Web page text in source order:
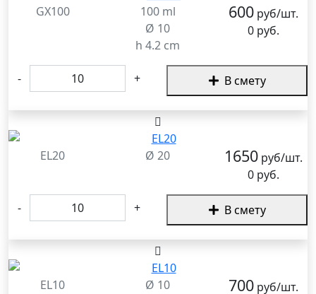
GX100
100 ml
Ø 10
h 4.2 cm
600руб/шт.
0 руб.
- + В смету
EL20 Ø 20 1650руб/шт.
0 руб.
- + В смету
EL10
Ø 10
700руб/шт.